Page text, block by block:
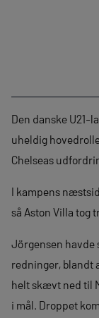
Den danske U21-
uheldig
Chelseas
I kampens
så Aston Villa tog
Jörgensen havde
redninger, blandt
helt skævt ned til
i mål. Droppet